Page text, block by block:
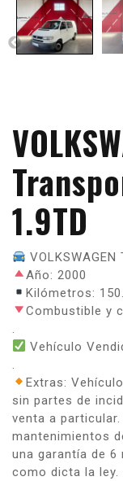
1.9TD
Año: 2000
Kilómetros:
Combustible y
.
Vehículo
.
Extras:
sin partes de
venta a
mantenimientos
una garantía de
como dicta la ley.